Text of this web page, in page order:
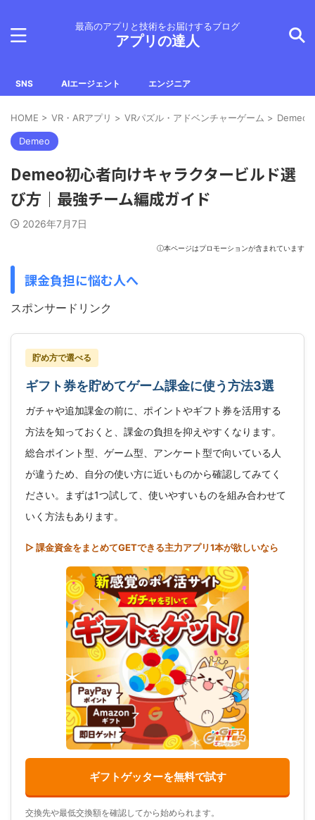
最高のアプリと技術をお届けするブログ
アプリの達人
SNS AIエージェント エンジニア
HOME > VR・ARアプリ > VRパズル・アドベンチャーゲーム > Demeo
Demeo
Demeo初心者向けキャラクタービルド選
び方｜最強チーム編成ガイド
2026年7月7日
ⓘ本ページはプロモーションが含まれています
課金負担に悩む人へ
スポンサードリンク
貯め方で選べる
ギフト券を貯めてゲーム課金に使う方法3選
ガチャや追加課金の前に、ポイントやギフト券を活用する
方法を知っておくと、課金の負担を抑えやすくなります。
総合ポイント型、ゲーム型、アンケート型で向いている人
が違うため、自分の使い方に近いものから確認してみてく
ださい。まずは1つ試して、使いやすいものを組み合わせて
いく方法もあります。
▷ 課金資金をまとめてGETできる主力アプリ1本が欲しいなら
ギフトゲッターを無料で試す
交換先や最低交換額を確認してから始められます。